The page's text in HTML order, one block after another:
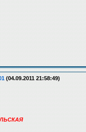
(04.09.2011 21:58:49)